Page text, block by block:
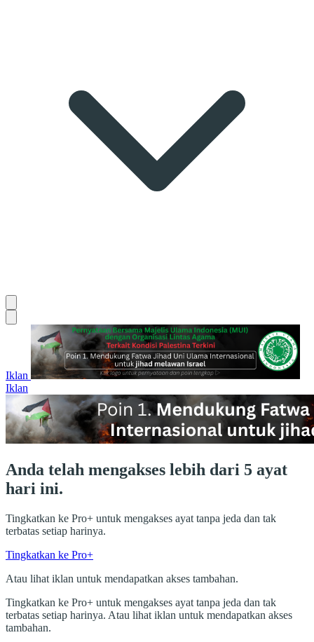
Iklan
Iklan
Anda telah mengakses lebih dari 5 ayat
hari ini.
Tingkatkan ke Pro+ untuk mengakses ayat tanpa jeda dan tak
terbatas setiap harinya.
Tingkatkan ke Pro+
Atau lihat iklan untuk mendapatkan akses tambahan.
Tingkatkan ke Pro+ untuk mengakses ayat tanpa jeda dan tak
terbatas setiap harinya. Atau lihat iklan untuk mendapatkan akses
tambahan.